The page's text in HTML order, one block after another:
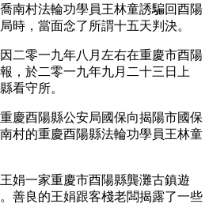
南村法輪功學員王林童誘騙回酉陽
時，當面念了所謂十五天判決。
二零一九年八月左右在重慶市酉陽
，於二零一九年九月二十三日上
看守所。
慶酉陽縣公安局國保向揭陽市國保
村的重慶酉陽縣法輪功學員王林童
娟一家重慶市酉陽縣龔灘古鎮遊
善良的王娟跟客棧老闆揭露了一些